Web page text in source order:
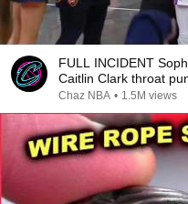
FULL INCIDENT
Caitlin Clark throat
Chaz NBA • 1.5M views